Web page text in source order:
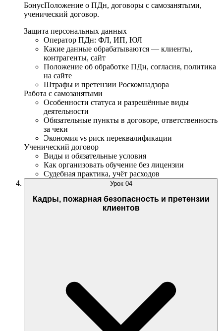
БонусПоложение о ПДн, договоры с самозанятыми,
ученический договор.
Защита персональных данных
Оператор ПДн: ФЛ, ИП, ЮЛ
Какие данные обрабатываются — клиенты,
контрагенты, сайт
Положение об обработке ПДн, согласия, политика
на сайте
Штрафы и претензии Роскомнадзора
Работа с самозанятыми
Особенности статуса и разрешённые виды
деятельности
Обязательные пункты в договоре, ответственность
за чеки
Экономия vs риск переквалификации
Ученический договор
Виды и обязательные условия
Как организовать обучение без лицензии
Судебная практика, учёт расходов
Урок 04
Кадры, пожарная безопасность и претензии
клиентов